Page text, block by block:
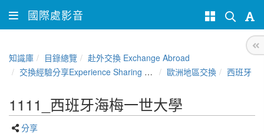
國際處影音
知識庫 目錄總覽
赴外交換 Exchange Abroad
交換經驗分享Experience Sharing of NCHU Exchange Program
歐洲地區交換 西班牙
1111_西班牙海梅一世大學
分享